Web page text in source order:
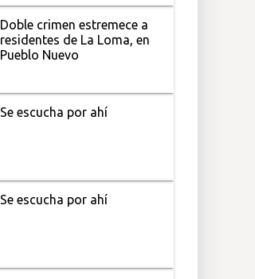
Doble crimen estremece a
residentes de La Loma, en
Pueblo Nuevo
Se escucha por ahí
Se escucha por ahí